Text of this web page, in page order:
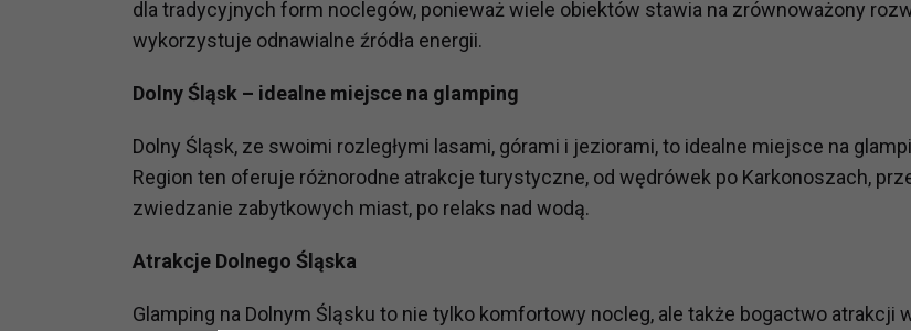
dla tradycyjnych form noclegów, ponieważ wiele obiektów stawia na zrównoważony
wykorzystuje odnawialne źródła energii.
Dolny Śląsk – idealne miejsce na glamping
Dolny Śląsk, ze swoimi rozległymi lasami, górami i jeziorami, to idealne miejsce na
Region ten oferuje różnorodne atrakcje turystyczne, od wędrówek po Karkonoszach,
zwiedzanie zabytkowych miast, po relaks nad wodą.
Atrakcje Dolnego Śląska
Glamping na Dolnym Śląsku to nie tylko komfortowy nocleg, ale także bogactwo atrakcji